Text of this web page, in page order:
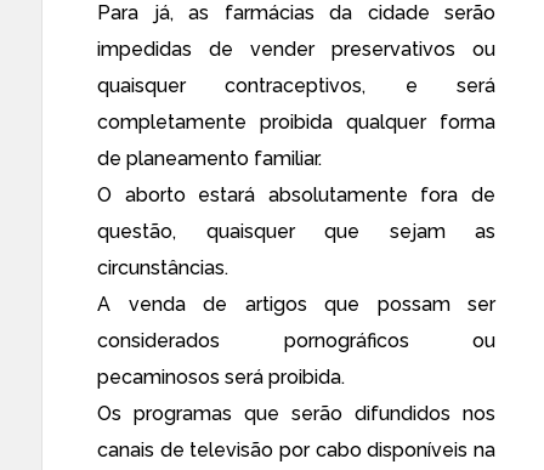
Para já, as farmácias da cidade serão
impedidas de vender preservativos ou
quaisquer contraceptivos, e será
completamente proibida qualquer forma
de planeamento familiar.
O aborto estará absolutamente fora de
questão, quaisquer que sejam as
circunstâncias.
A venda de artigos que possam ser
considerados pornográficos ou
pecaminosos será proibida.
Os programas que serão difundidos nos
canais de televisão por cabo disponíveis na